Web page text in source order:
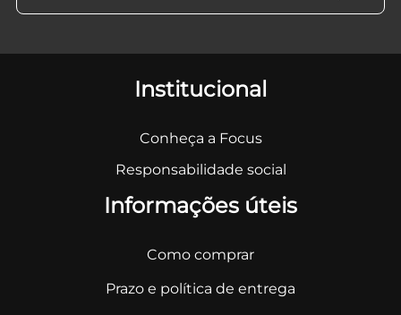
Institucional
Conheça a Focus
Responsabilidade social
Informações úteis
Como comprar
Prazo e política de entrega